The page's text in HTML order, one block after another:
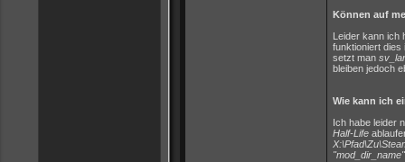
Können auf
Leider kann
funktioniert dies
setzt man
bleiben jedoch
Wie kann ich
Ich habe leider
Half-Life
"mod_dir_name"